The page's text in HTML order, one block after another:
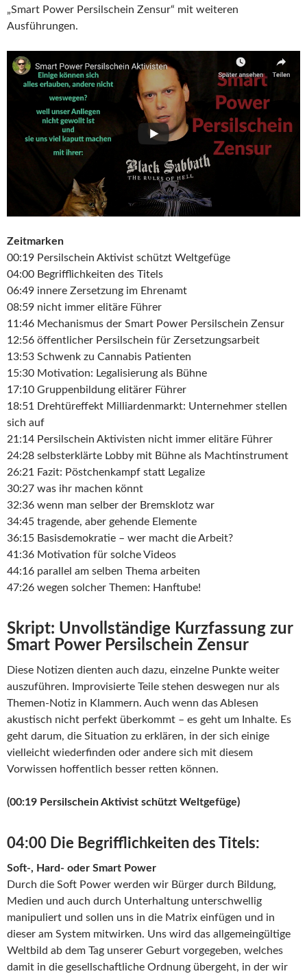
„Smart Power Persilschein Zensur“ mit weiteren
Ausführungen.
Zeitmarken
00:19 Persilschein Aktivist schützt Weltgefüge
04:00 Begrifflichkeiten des Titels
06:49 innere Zersetzung im Ehrenamt
08:59 nicht immer elitäre Führer
11:46 Mechanismus der Smart Power Persilschein Zensur
12:56 öffentlicher Persilschein für Zersetzungsarbeit
13:53 Schwenk zu Cannabis Patienten
15:30 Motivation: Legalisierung als Bühne
17:10 Gruppenbildung elitärer Führer
18:51 Drehtüreffekt Milliardenmarkt: Unternehmer stellen
sich auf
21:14 Persilschein Aktivisten nicht immer elitäre Führer
24:28 selbsterklärte Lobby mit Bühne als Machtinstrument
26:21 Fazit: Pöstchenkampf statt Legalize
30:27 was ihr machen könnt
32:36 wenn man selber der Bremsklotz war
34:45 tragende, aber gehende Elemente
36:15 Basisdemokratie – wer macht die Arbeit?
41:36 Motivation für solche Videos
44:16 parallel am selben Thema arbeiten
47:26 wegen solcher Themen: Hanftube!
Skript: Unvollständige Kurzfassung zur
Smart Power Persilschein Zensur
Diese Notizen dienten auch dazu, einzelne Punkte weiter
auszuführen. Improvisierte Teile stehen deswegen nur als
Themen-Notiz in Klammern. Auch wenn das Ablesen
akustisch nicht perfekt überkommt – es geht um Inhalte. Es
geht darum, die Situation zu erklären, in der sich einige
vielleicht wiederfinden oder andere sich mit diesem
Vorwissen hoffentlich besser retten können.
(00:19 Persilschein Aktivist schützt Weltgefüge)
04:00 Die Begrifflichkeiten des Titels:
Soft-, Hard- oder Smart Power
Durch die Soft Power werden wir Bürger durch Bildung,
Medien und auch durch Unterhaltung unterschwellig
manipuliert und sollen uns in die Matrix einfügen und in
dieser am System mitwirken. Uns wird das allgemeingültige
Weltbild ab dem Tag unserer Geburt vorgegeben, welches
damit in die gesellschaftliche Ordnung übergeht, in der wir